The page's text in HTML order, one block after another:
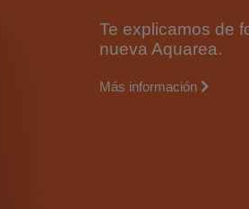
Te explicamos de
nueva Aquarea.
Más información